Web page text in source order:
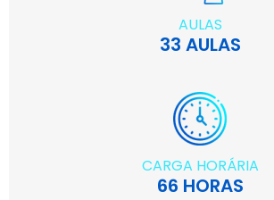
AULAS
33 AULAS
CARGA HORÁRIA
66 HORAS